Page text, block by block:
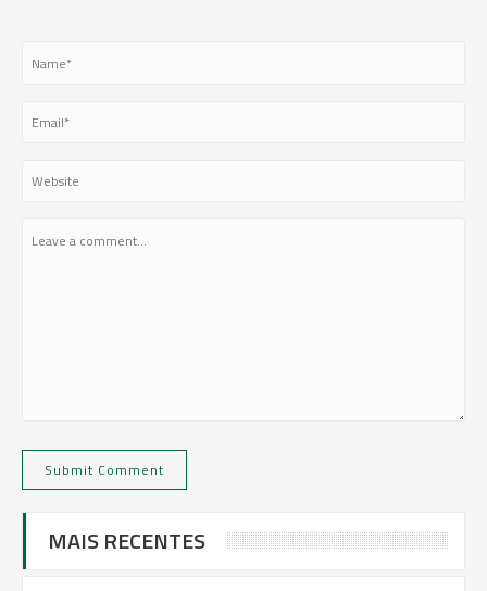
MAIS RECENTES